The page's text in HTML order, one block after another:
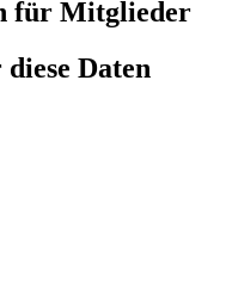
für Mitglieder
Daten